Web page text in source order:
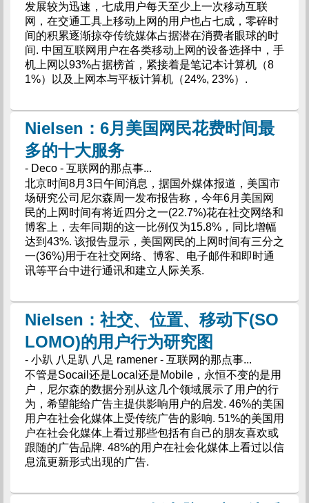
发展较为迅速，七成用户每天至少上一次移动互联
网，在交通工具上移动上网的用户也占七成，零碎时
间的积累逐渐掠夺传统媒体占据潜在消费者眼球的时
间. 中国互联网用户在各类移动上网的设备选择中，手
机上网以93%占据榜首，紧接着是笔记本计算机（8
1%）以及上网本与平板计算机（24%, 23%）.
Nielsen：6月美国网民花费时间最
多的十大服务
- Deco - 互联网的那点事...
北京时间8月3日午间消息，据国外媒体报道，美国市
场研究公司尼尔森周一发布报告称，今年6月美国网
民的上网时间有将近四分之一(22.7%)花在社交网络和
博客上，去年同期的这一比例仅为15.8%，同比增幅
达到43%. 该报告显示，美国网民的上网时间有三分之
一(36%)用于在社交网络、博客、电子邮件和即时通
讯等平台中进行通讯和建立人际关系.
Nielsen：社交、位置、移动下(SO
LOMO)的用户行为研究图
- 小趴 八足趴 八足 ramener - 互联网的那点事...
不管是Socail还是Local还是Mobile，永恒不变的是用
户，尼尔森的数据分别从这几个领域展示了用户的行
为，希望能给广告主提供影响用户的启发. 46%的美国
用户在社会化媒体上受传统广告的影响. 51%的美国用
户在社会化媒体上看过那些包括有自己的朋友喜欢或
跟随的广告品牌. 48%的用户在社会化媒体上看过以信
息流更新形式出现的广告.